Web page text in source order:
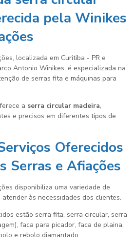
pela Winikes
localizada em Curitiba - PR e
Antonio Winikes, é especializada na
de serras fita e máquinas para
a serra circular madeira,
e precisos em diferentes tipos de
Oferecidos
Serras e Afiações
disponibiliza uma variedade de
às necessidades dos clientes.
estão serra fita, serra circular, serra
faca para picador, faca de plaina,
e rebolo diamantado.